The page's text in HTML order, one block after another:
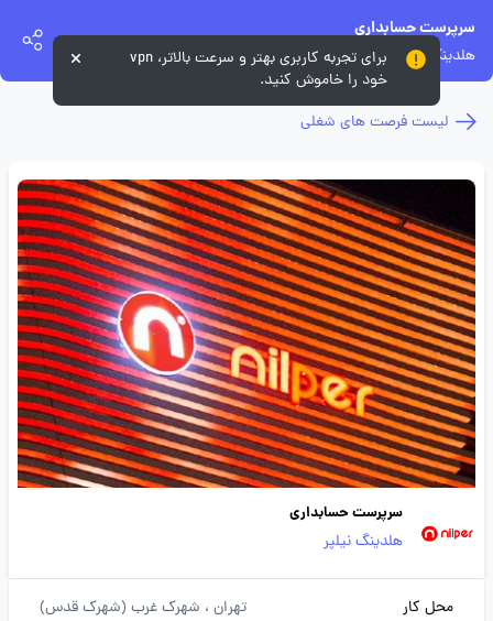
سرپرست حسابداری
هلدینگ نیلپر
لیست فرصت های شغلی
سرپرست حسابداری
هلدینگ نیلپر
محل کار تهران ، شهرک غرب (شهرک قدس)
برای تجربه کاربری بهتر و سرعت بالاتر، vpn
خود را خاموش کنید.